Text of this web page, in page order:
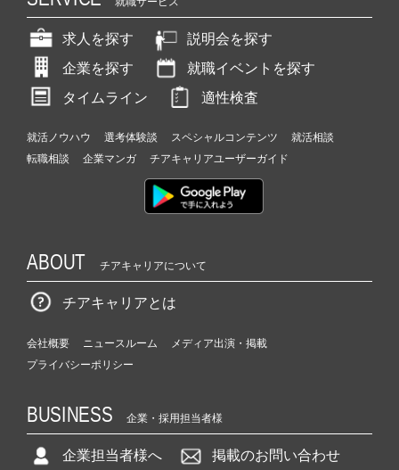
求人を探す
説明会を探す
企業を探す
就職イベントを探す
タイムライン
適性検査
就活ノウハウ 選考体験談 スペシャルコンテンツ
就活相談
転職相談
企業マンガ チアキャリアユーザーガイド
ABOUT チアキャリアについて
チアキャリアとは
会社概要 ニュースルーム
メディア出演・掲載
プライバシーポリシー
BUSINESS 企業・採用担当者様
企業担当者様へ 掲載のお問い合わせ